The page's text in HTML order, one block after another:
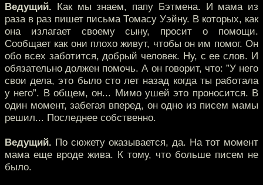
Ведущий. Как мы знаем, папу Бэтмена. И мама из
раза в раз пишет письма Томасу Уэйну. В которых, как
она излагает своему сыну, просит о помощи.
Сообщает как они плохо живут, чтобы он им помог. Он
обо всех заботится, добрый человек. Ну, с ее слов. И
обязательно должен помочь. А он говорит, что: ”У него
свои дела, это было сто лет назад когда ты работала
у него”. В общем, он... Мимо ушей это проносится. В
один момент, забегая вперед, он одно из писем мамы
решил... Последнее собственно.
Ведущий. По сюжету оказывается, да. На тот момент
мама еще вроде жива. К тому, что больше писем не
было.